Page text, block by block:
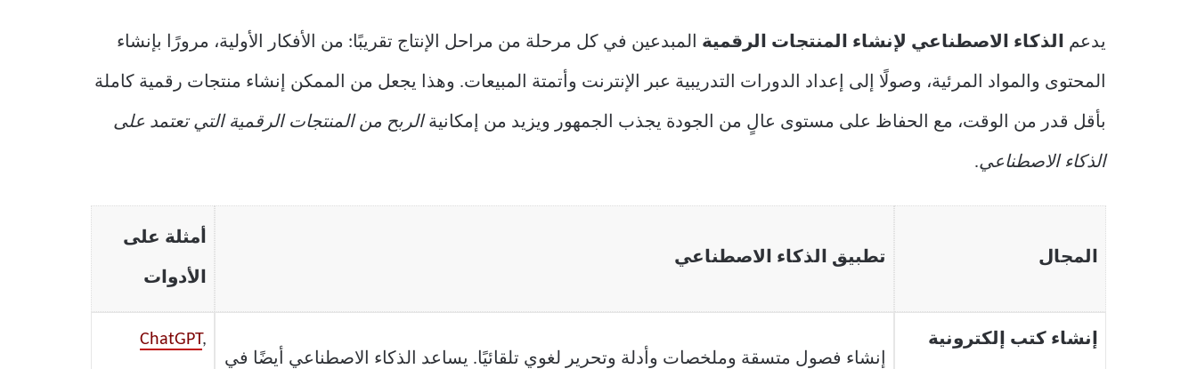
يدعم الذكاء الاصطناعي لإنشاء المنتجات الرقمية المبدعين في كل مرحلة من مراحل الإنتاج تقريبًا: من الأفكار الأولية، مرورًا بإنشاء
المحتوى والمواد المرئية، وصولًا إلى إعداد الدورات التدريبية عبر الإنترنت وأتمتة المبيعات. وهذا يجعل من الممكن إنشاء منتجات رقمية كاملة
بأقل قدر من الوقت، مع الحفاظ على مستوى عالٍ من الجودة يجذب الجمهور ويزيد من إمكانيةالربح من المنتجات الرقمية التي تعتمد على
الذكاء الاصطناعي.
المجال تطبيق الذكاء الاصطناعي
أمثلة على
الأدوات
إنشاء كتب إلكترونية
إنشاء فصول متسقة وملخصات وأدلة وتحرير لغوي تلقائيًا. يساعد الذكاء الاصطناعي أيضًا في
ChatGPT,